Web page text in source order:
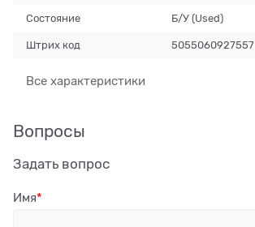
Состояние Б/У (Used)
Штрих код 5055060927557
Все характеристики
Вопросы
Задать вопрос
Имя